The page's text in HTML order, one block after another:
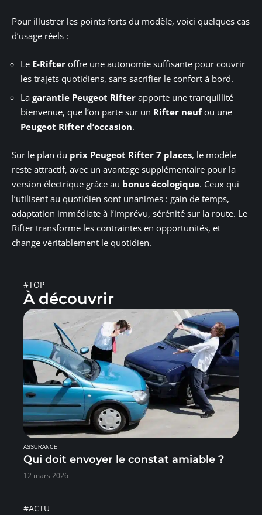
Pour illustrer les points forts du modèle, voici quelques cas
d’usage réels :
Le E-Rifter offre une autonomie suffisante pour couvrir
les trajets quotidiens, sans sacrifier le confort à bord.
La garantie Peugeot Rifter apporte une tranquillité
bienvenue, que l’on parte sur un Rifter neufou une
Peugeot Rifter d’occasion.
Sur le plan du prix Peugeot Rifter 7 places, le modèle
reste attractif, avec un avantage supplémentaire pour la
version électrique grâce au bonus écologique. Ceux qui
l’utilisent au quotidien sont unanimes : gain de temps,
adaptation immédiate à l’imprévu, sérénité sur la route. Le
Rifter transforme les contraintes en opportunités, et
change véritablement le quotidien.
#TOP
À découvrir
ASSURANCE
Qui doit envoyer le constat amiable ?
12 mars 2026
#ACTU